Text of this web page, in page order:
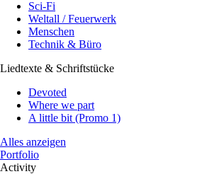
Sci-Fi
Weltall / Feuerwerk
Menschen
Technik & Büro
Liedtexte & Schriftstücke
Devoted
Where we part
A little bit (Promo 1)
Alles anzeigen
Portfolio
Activity